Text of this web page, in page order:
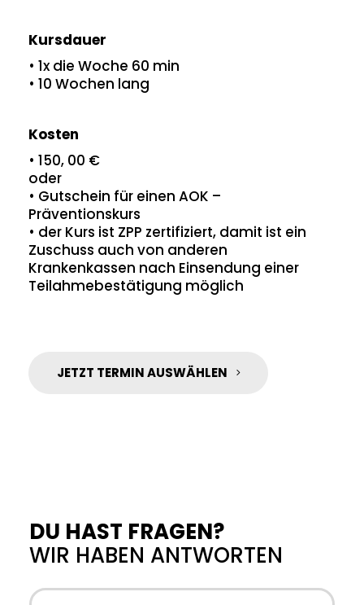
Kursdauer
• 1x die Woche 60 min
• 10 Wochen lang
Kosten
• 150, 00 €
oder
• Gutschein für einen AOK –
Präventionskurs
• der Kurs ist ZPP zertifiziert, damit ist ein
Zuschuss auch von anderen
Krankenkassen nach Einsendung einer
Teilahmebestätigung möglich
JETZT TERMIN AUSWÄHLEN
DU HAST FRAGEN?
WIR HABEN ANTWORTEN